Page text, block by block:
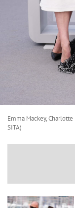
Emma Mackey,
SITA)